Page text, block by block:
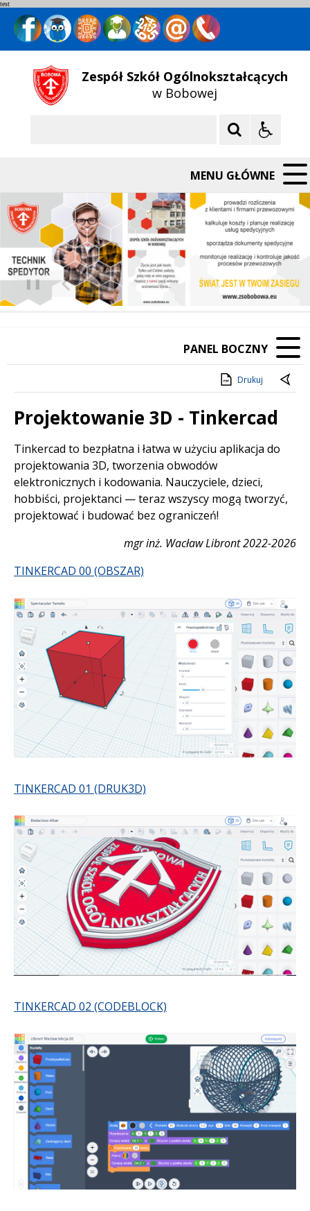
test
Zespół Szkół Ogólnokształcących
w Bobowej
MENU GŁÓWNE
Poprzedni Element
Następny Element
❚❚
PANEL BOCZNY
Drukuj
Projektowanie 3D - Tinkercad
Treść
Tinkercad to bezpłatna i łatwa w użyciu aplikacja do
projektowania 3D, tworzenia obwodów
elektronicznych i kodowania. Nauczyciele, dzieci,
hobbiści, projektanci — teraz wszyscy mogą tworzyć,
projektować i budować bez ograniczeń!
mgr inż. Wacław Libront 2022-2026
TINKERCAD 00 (OBSZAR)
TINKERCAD 01 (DRUK3D)
TINKERCAD 02 (CODEBLOCK)